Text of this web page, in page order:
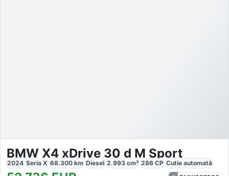
BMW X4 xDrive 30 d M Sport
2024 Seria X 68.300 km Diesel 2.993 cm³ 286 CP Cutie automată